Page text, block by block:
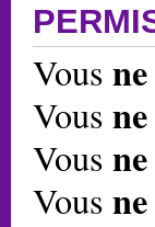
Vous
Vous
Vous
Vous